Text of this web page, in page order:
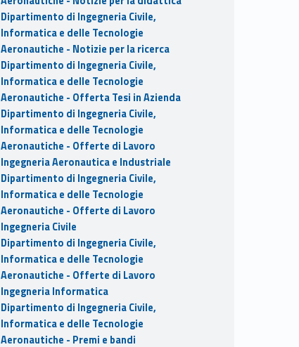
Dipartimento di Ingegneria Civile,
Informatica e delle Tecnologie
Aeronautiche - Notizie per la ricerca
Dipartimento di Ingegneria Civile,
Informatica e delle Tecnologie
Aeronautiche - Offerta Tesi in Azienda
Dipartimento di Ingegneria Civile,
Informatica e delle Tecnologie
Aeronautiche - Offerte di Lavoro
Ingegneria Aeronautica e Industriale
Dipartimento di Ingegneria Civile,
Informatica e delle Tecnologie
Aeronautiche - Offerte di Lavoro
Ingegneria Civile
Dipartimento di Ingegneria Civile,
Informatica e delle Tecnologie
Aeronautiche - Offerte di Lavoro
Ingegneria Informatica
Dipartimento di Ingegneria Civile,
Informatica e delle Tecnologie
Aeronautiche - Premi e bandi